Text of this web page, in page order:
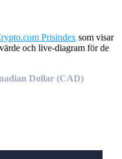
Prisindex som visar
och live-diagram för de
Dollar (CAD)